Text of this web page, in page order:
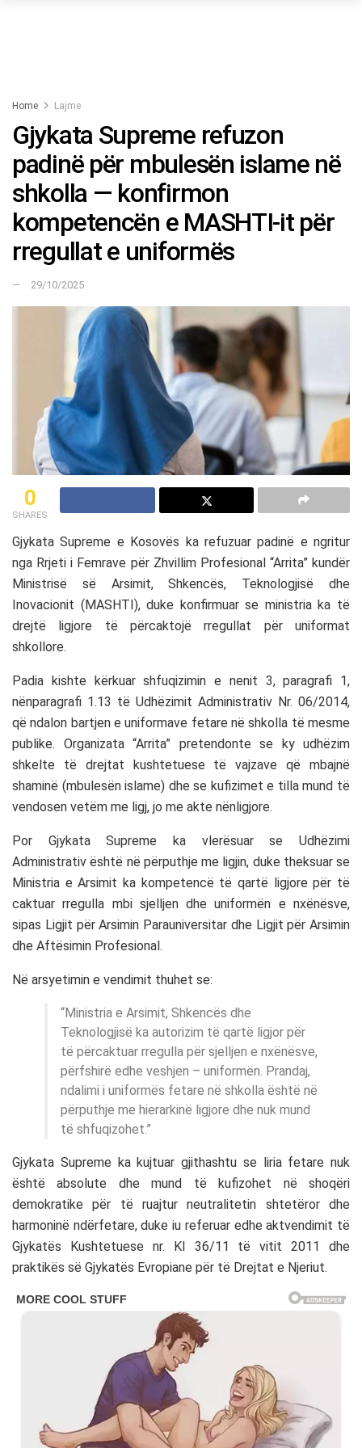
Home Lajme
Gjykata Supreme refuzon
padinë për mbulesën islame në
shkolla — konfirmon
kompetencën e MASHTI-it për
rregullat e uniformës
29/10/2025
0
SHARES
Gjykata Supreme e Kosovës ka refuzuar padinë e ngritur
nga Rrjeti i Femrave për Zhvillim Profesional “Arrita” kundër
Ministrisë së Arsimit, Shkencës, Teknologjisë dhe
Inovacionit (MASHTI), duke konfirmuar se ministria ka të
drejtë ligjore të përcaktojë rregullat për uniformat
shkollore.
Padia kishte kërkuar shfuqizimin e nenit 3, paragrafi 1,
nënparagrafi 1.13 të Udhëzimit Administrativ Nr. 06/2014,
që ndalon bartjen e uniformave fetare në shkolla të mesme
publike. Organizata “Arrita” pretendonte se ky udhëzim
shkelte të drejtat kushtetuese të vajzave që mbajnë
shaminë (mbulesën islame) dhe se kufizimet e tilla mund të
vendosen vetëm me ligj, jo me akte nënligjore.
Por Gjykata Supreme ka vlerësuar se Udhëzimi
Administrativ është në përputhje me ligjin, duke theksuar se
Ministria e Arsimit ka kompetencë të qartë ligjore për të
caktuar rregulla mbi sjelljen dhe uniformën e nxënësve,
sipas Ligjit për Arsimin Parauniversitar dhe Ligjit për Arsimin
dhe Aftësimin Profesional.
Në arsyetimin e vendimit thuhet se:
“Ministria e Arsimit, Shkencës dhe
Teknologjisë ka autorizim të qartë ligjor për
të përcaktuar rregulla për sjelljen e nxënësve,
përfshirë edhe veshjen – uniformën. Prandaj,
ndalimi i uniformës fetare në shkolla është në
përputhje me hierarkinë ligjore dhe nuk mund
të shfuqizohet.”
Gjykata Supreme ka kujtuar gjithashtu se liria fetare nuk
është absolute dhe mund të kufizohet në shoqëri
demokratike për të ruajtur neutralitetin shtetëror dhe
harmoninë ndërfetare, duke iu referuar edhe aktvendimit të
Gjykatës Kushtetuese nr. KI 36/11 të vitit 2011 dhe
praktikës së Gjykatës Evropiane për të Drejtat e Njeriut.